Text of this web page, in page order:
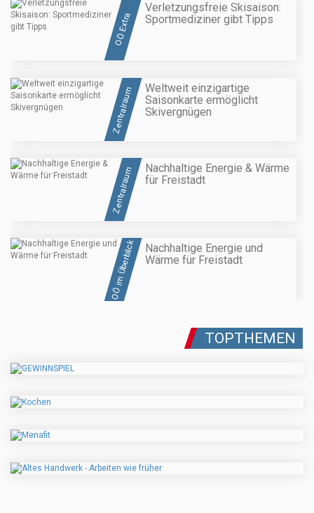
OÖ Extra
Verletzungsfreie Skisaison:
Sportmediziner gibt Tipps
Zentralraum
Weltweit einzigartige
Saisonkarte ermöglicht
Skivergnügen
Zentralraum
Nachhaltige Energie & Wärme
für Freistadt
OÖ im Überblick
Nachhaltige Energie und
Wärme für Freistadt
TOPTHEMEN